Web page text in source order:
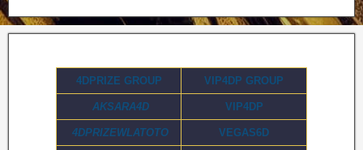
4DPRIZE GROUP VIP4DP GROUP
AKSARA4D VIP4DP
4DPRIZEWLATOTO VEGAS6D